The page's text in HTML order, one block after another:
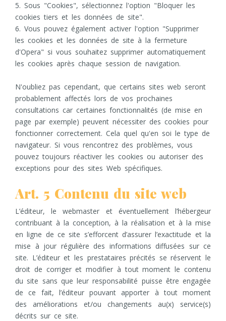
5. Sous "Cookies", sélectionnez l'option "Bloquer les
cookies tiers et les données de site".
6. Vous pouvez également activer l'option "Supprimer
les cookies et les données de site à la fermeture
d'Opera" si vous souhaitez supprimer automatiquement
les cookies après chaque session de navigation.
N'oubliez pas cependant, que certains sites web seront
probablement affectés lors de vos prochaines
consultations car certaines fonctionnalités (de mise en
page par exemple) peuvent nécessiter des cookies pour
fonctionner correctement. Cela quel qu'en soi le type de
navigateur. Si vous rencontrez des problèmes, vous
pouvez toujours réactiver les cookies ou autoriser des
exceptions pour des sites Web spécifiques.
Art. 5 Contenu du site web
L’éditeur, le webmaster et éventuellement l’hébergeur
contribuant à la conception, à la réalisation et à la mise
en ligne de ce site s’efforcent d’assurer l’exactitude et la
mise à jour régulière des informations diffusées sur ce
site. L’éditeur et les prestataires précités se réservent le
droit de corriger et modifier à tout moment le contenu
du site sans que leur responsabilité puisse être engagée
de ce fait, l’éditeur pouvant apporter à tout moment
des améliorations et/ou changements au(x) service(s)
décrits sur ce site.